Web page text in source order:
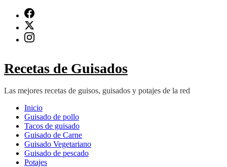
contenido
(presiona
Recetas de Guisados
Las mejores recetas de guisos, guisados y potajes de la red
Inicio
Guisado de pollo
Tacos de guisado
Guisado de Carne
Guisado Vegetariano
Guisado de pescado
Potajes